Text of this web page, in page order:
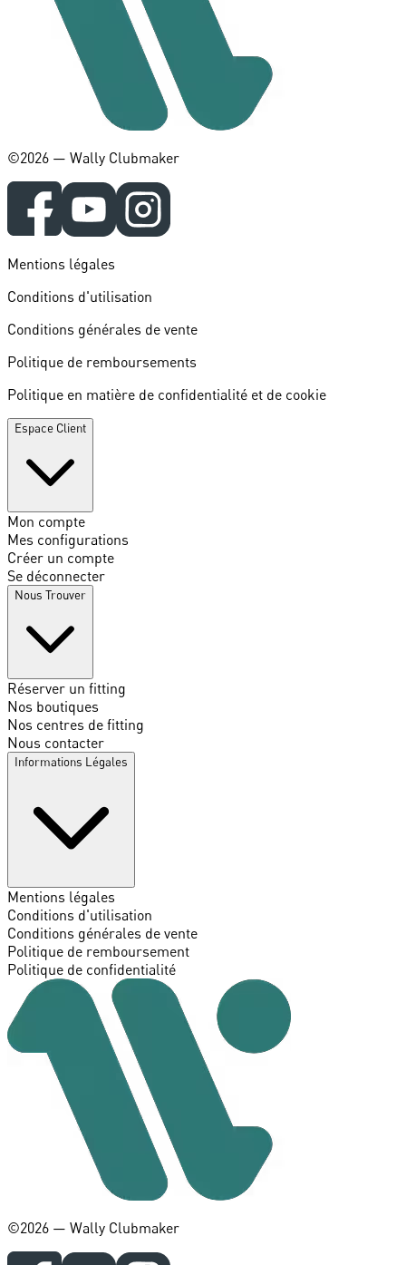
©️2026 — Wally Clubmaker
Mentions légales
Conditions d'utilisation
Conditions générales de vente
Politique de remboursements
Politique en matière de confidentialité et de cookie
Espace Client
Mon compte
Mes configurations
Créer un compte
Se déconnecter
Nous Trouver
Réserver un fitting
Nos boutiques
Nos centres de fitting
Nous contacter
Informations Légales
Mentions légales
Conditions d'utilisation
Conditions générales de vente
Politique de remboursement
Politique de confidentialité
©️2026 — Wally Clubmaker